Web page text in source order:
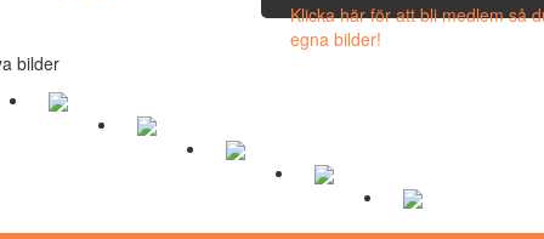
Klicka här för att bli medlem så
egna bilder!
bilder